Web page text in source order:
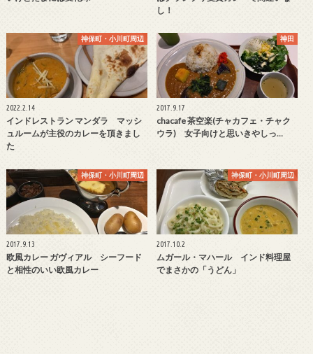
し！
神保町・小川町周辺
2022.2.14
インドレストラン マンダラ マッシ
ュルームが主役のカレーを頂きまし
た
神田
2017.9.17
chacafe 茶空楽(チャカフェ・チャク
ウラ) 女子向けと思いきやしっ…
神保町・小川町周辺
2017.9.13
欧風カレー ガヴィアル シーフード
と相性のいい欧風カレー
神保町・小川町周辺
2017.10.2
ムガール・マハール インド料理屋
でまさかの「うどん」